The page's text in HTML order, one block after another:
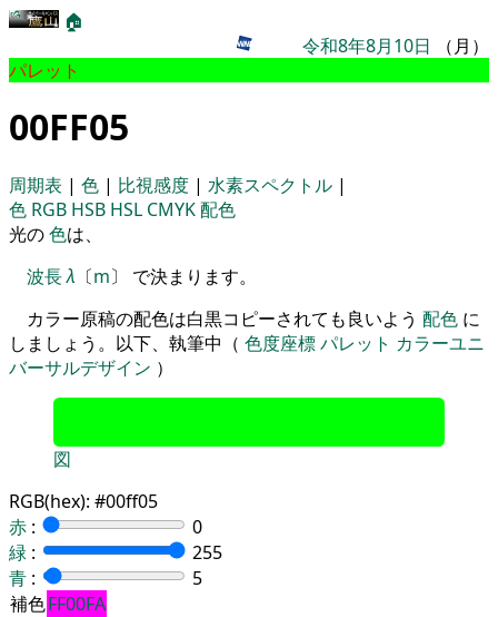
🏠
令和8年8月10日 （月）
パレット
00FF05
周期表 | 色 | 比視感度 | 水素スペクトル |
色 RGB HSB HSL CMYK配色
光の色は、
波長λ 〔m〕 で決まります。
カラー原稿の配色は白黒コピーされても良いよう 配色 に
しましょう。以下、執筆中（ 色度座標パレット カラーユニ
バーサルデザイン ）
図
RGB(hex): #00ff05
赤 :
0
緑 :
255
青 :
5
補色FF00FA